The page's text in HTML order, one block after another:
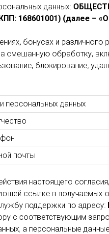
данных:
168601001) (далее –
бонусах и различного
смешанную обработку,
блокирование,
персональных данных
почты
настоящего
ссылке в получаемых
поддержки по адресу:
с соответствующим
а персональные